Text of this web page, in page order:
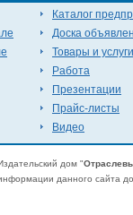
Каталог
Доска
Товары и услуги
Работа
Презентации
Прайс-листы
Видео
дом "
данного сайта